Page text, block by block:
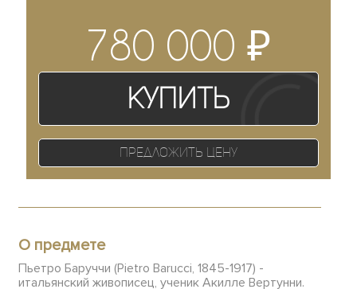
780 000 ₽
Купить
Предложить цену
О предмете
Пьетро Баруччи (Pietro Barucci, 1845-1917) -
итальянский живописец, ученик Акилле Вертунни.